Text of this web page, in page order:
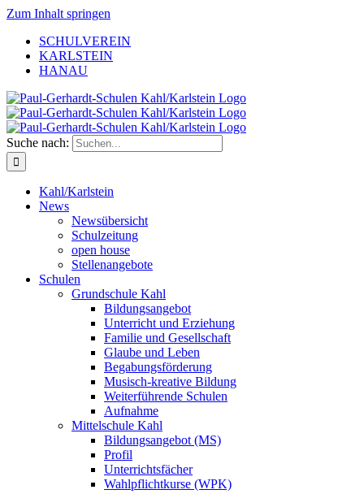
Zum Inhalt springen
SCHULVEREIN
KARLSTEIN
HANAU
Suche nach:
Kahl/Karlstein
News
Newsübersicht
Schulzeitung
open house
Stellenangebote
Schulen
Grundschule Kahl
Bildungsangebot
Unterricht und Erziehung
Familie und Gesellschaft
Glaube und Leben
Begabungsförderung
Musisch-kreative Bildung
Weiterführende Schulen
Aufnahme
Mittelschule Kahl
Bildungsangebot (MS)
Profil
Unterrichtsfächer
Wahlpflichtkurse (WPK)